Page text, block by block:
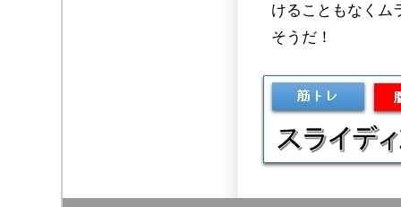
けることもなくム
そうだ！